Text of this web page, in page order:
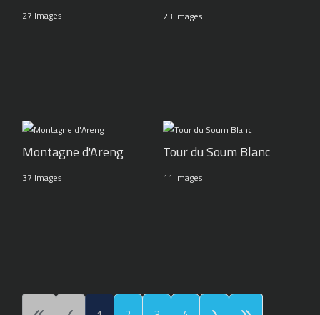
27 Images 23 Images
Montagne d'Areng
37 Images
Tour du Soum Blanc
11 Images